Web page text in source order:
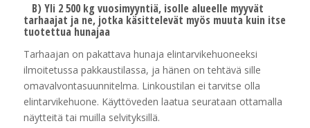
B) Yli 2 500 kg vuosimyyntiä, isolle alueelle myyvät
tarhaajat ja ne, jotka käsittelevät myös muuta kuin itse
tuotettua hunajaa
Tarhaajan on pakattava hunaja elintarvikehuoneeksi
ilmoitetussa pakkaustilassa, ja hänen on tehtävä sille
omavalvontasuunnitelma. Linkoustilan ei tarvitse olla
elintarvikehuone. Käyttöveden laatua seurataan ottamalla
näytteitä tai muilla selvityksillä.